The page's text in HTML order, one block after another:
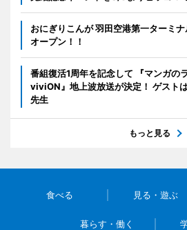
おにぎりこんが 羽田空港第一ターミ
オープン！！
番組復活1周年を記念して 『マンガ
viviON』地上波放送が決定！ ゲスト
先生
もっと見る
食べる 見る・遊ぶ
暮らす・働く